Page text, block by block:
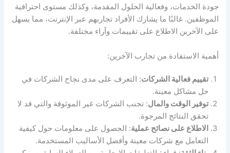
جودة الخدمات، وفعالية الحلول المقدمة، وكذلك مستوى احترافية
الموظفين. غالبًا ما يشارك الأفراد تجاربهم عبر الإنترنت، مما يسهل
على الآخرين الاطلاع على تقييمات وآراء مختلفة.
أهمية الاستفادة من تجارب الآخرين:
تقييم فعالية الشركات: التعرف على مدى نجاح الشركات في
حل مشاكل معينة.
توفير الوقت والمال: تجنب الشركات غير الموثوقة والتي قد لا
تحقق النتائج المرجوة.
الاطلاع على نصائح عملية: الحصول على معلومات حول كيفية
التعامل مع شركات معينة وأفضل الأساليب المستخدمة.